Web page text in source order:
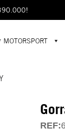
de New Era en
MOTORSPORT
REF: